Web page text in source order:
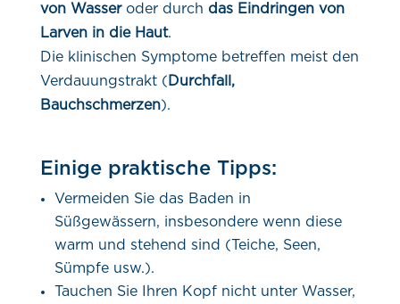
von Wasser oder durch das Eindringen von
Larven in die Haut.
Die klinischen Symptome betreffen meist den
Verdauungstrakt ( Durchfall,
Bauchschmerzen).
Einige praktische Tipps:
Vermeiden Sie das Baden in
Süßgewässern, insbesondere wenn diese
warm und stehend sind (Teiche, Seen,
Sümpfe usw.).
Tauchen Sie Ihren Kopf nicht unter Wasser,